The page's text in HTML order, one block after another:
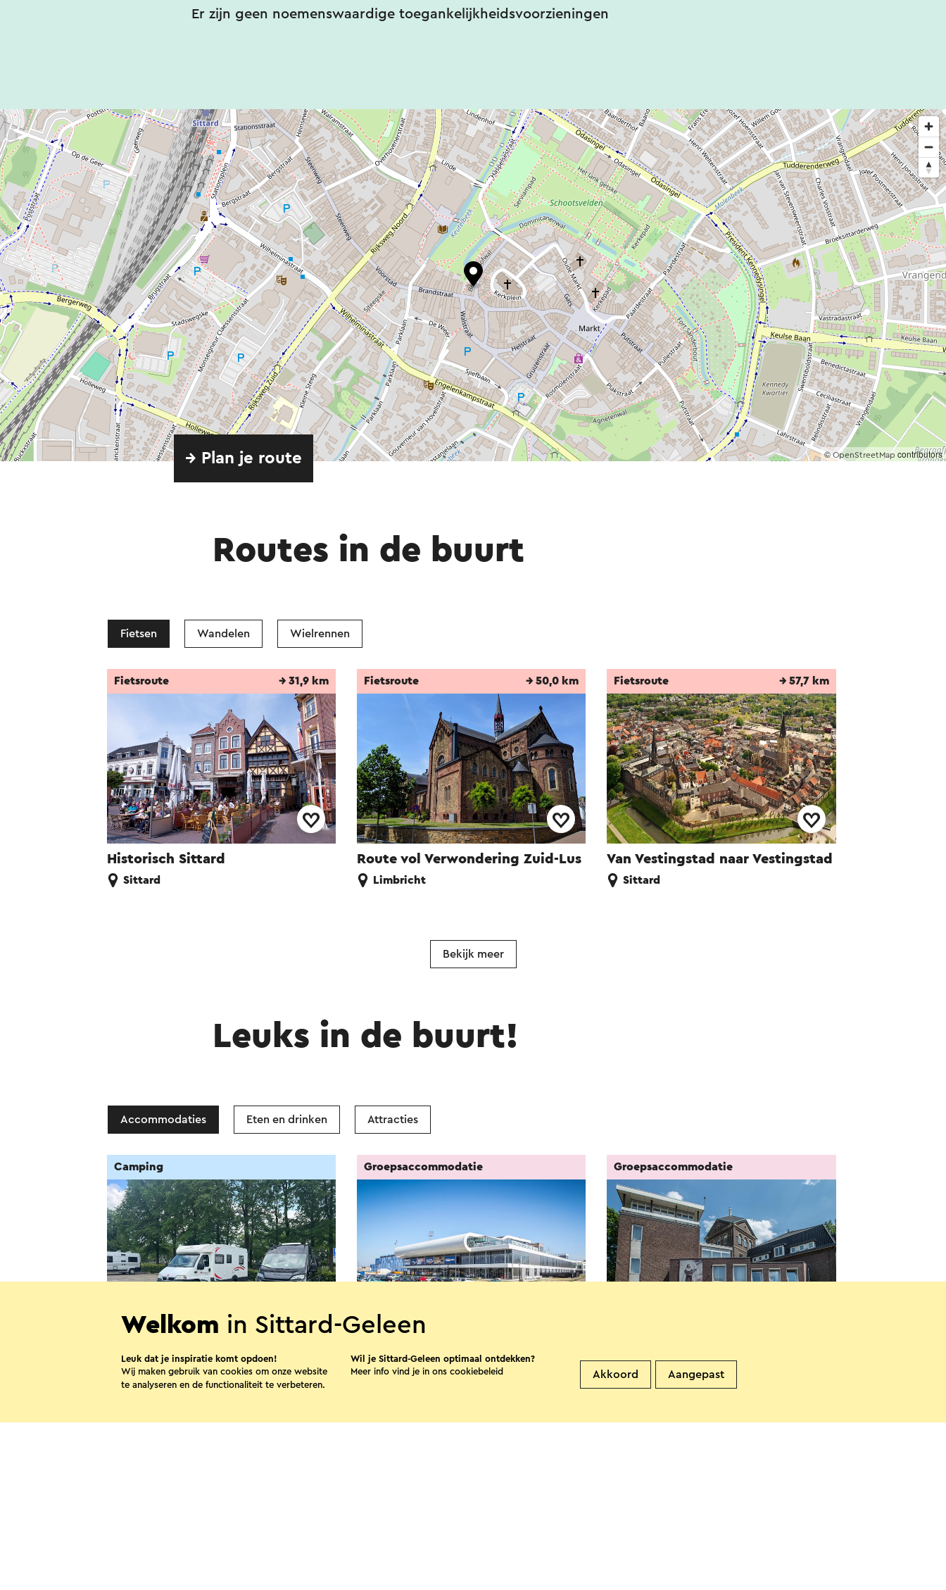
Er zijn geen noemenswaardige toegankelijkheidsvoorzieningen
©OpenStreetMap contributors
→ Plan je route
Routes in de buurt
Fietsen Wandelen Wielrennen
Historisch Sittard
Fietsroute → 31,9 km
Sittard
Route vol Verwondering Zuid-Lus
Fietsroute → 50,0 km
Limbricht
Van Vestingstad naar Vestingstad
Fietsroute → 57,7 km
Sittard
Bekijk meer
Leuks in de buurt!
Accommodaties Eten en drinken Attracties
Hateboer
Camping
Sittard
Groepsaccommodatie
Sittard
Groepsaccommodatie
Sittard
Welkom in Sittard-Geleen
Leuk dat je inspiratie komt opdoen!
Wij maken gebruik van cookies om onze website
te analyseren en de functionaliteit te verbeteren.
Wil je Sittard-Geleen optimaal ontdekken?
Meer info vind je in ons cookiebeleid Akkoord Aangepast